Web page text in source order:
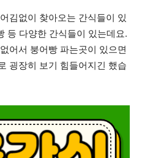
김없이 찾아오는 간식들이 있
등 다양한 간식들이 있는데요.
어서 붕어빵 파는곳이 있으면
굉장히 보기 힘들어지긴 했습